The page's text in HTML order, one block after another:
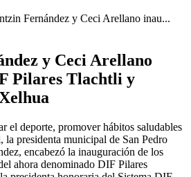
Fernández y Ceci Arellano inau...
y Ceci Arellano
Pilares Tlachtli y
el deporte, promover hábitos saludables
la presidenta municipal de San Pedro
encabezó la inauguración de los
ahora denominado DIF Pilares